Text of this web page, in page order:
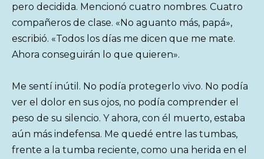
pero decidida. Mencionó cuatro nombres. Cuatro
compañeros de clase. «No aguanto más, papá»,
escribió. «Todos los días me dicen que me mate.
Ahora conseguirán lo que quieren».
Me sentí inútil. No podía protegerlo vivo. No podía
ver el dolor en sus ojos, no podía comprender el
peso de su silencio. Y ahora, con él muerto, estaba
aún más indefensa. Me quedé entre las tumbas,
frente a la tumba reciente, como una herida en el